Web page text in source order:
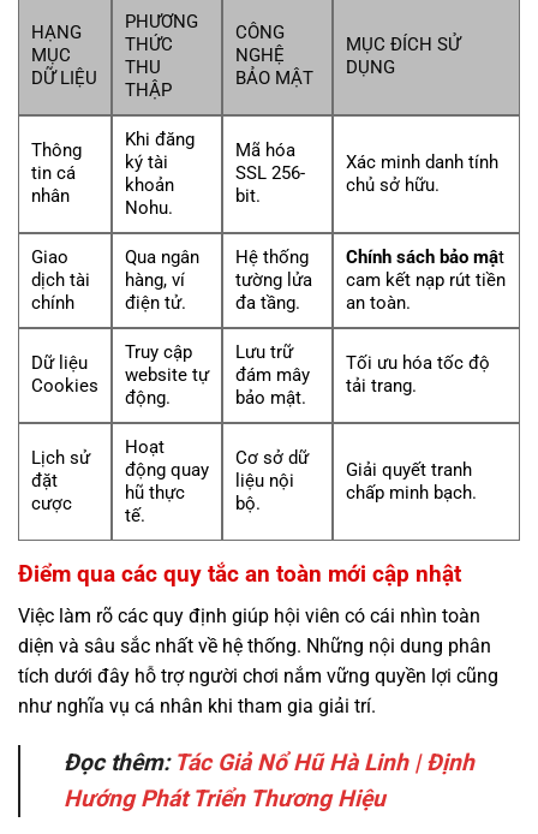
HẠNG
MỤC
DỮ LIỆU
PHƯƠNG
THỨC
THU
THẬP
CÔNG
NGHỆ
BẢO MẬT
MỤC ĐÍCH SỬ
DỤNG
Thông
tin cá
nhân
Khi đăng
ký tài
khoản
Nohu.
Mã hóa
SSL 256-
bit.
Xác minh danh tính
chủ sở hữu.
Giao
dịch tài
chính
Qua ngân
hàng, ví
điện tử.
Hệ thống
tường lửa
đa tầng.
Chính sách bảo mật
cam kết nạp rút tiền
an toàn.
Dữ liệu
Cookies
Truy cập
website tự
động.
Lưu trữ
đám mây
bảo mật.
Tối ưu hóa tốc độ
tải trang.
Lịch sử
đặt
cược
Hoạt
động quay
hũ thực
tế.
Cơ sở dữ
liệu nội
bộ.
Giải quyết tranh
chấp minh bạch.
Điểm qua các quy tắc an toàn mới cập nhật
Việc làm rõ các quy định giúp hội viên có cái nhìn toàn
diện và sâu sắc nhất về hệ thống. Những nội dung phân
tích dưới đây hỗ trợ người chơi nắm vững quyền lợi cũng
như nghĩa vụ cá nhân khi tham gia giải trí.
Đọc thêm: Tác Giả Nổ Hũ Hà Linh | Định
Hướng Phát Triển Thương Hiệu